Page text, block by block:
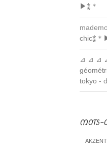
▶︎⁑＊
chic⁑
⊿ ⊿ ⊿ ⊿
tokyo -
MOTS-